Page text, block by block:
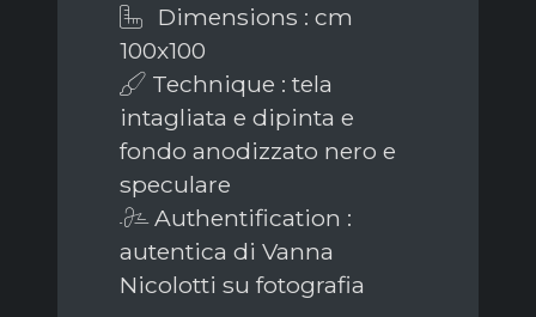
Dimensions : cm
100x100
Technique : tela
intagliata e dipinta e
fondo anodizzato nero e
speculare
Authentification :
autentica di Vanna
Nicolotti su fotografia